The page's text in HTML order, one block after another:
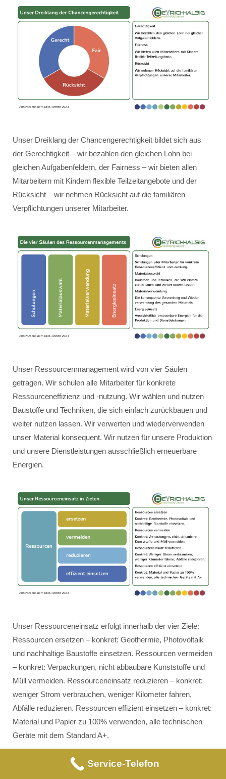
Unser Dreiklang der Chancengerechtigkeit bildet sich aus
der Gerechtigkeit – wir bezahlen den gleichen Lohn bei
gleichen Aufgabenfeldern, der Fairness – wir bieten allen
Mitarbeitern mit Kindern flexible Teilzeitangebote und der
Rücksicht – wir nehmen Rücksicht auf die familiären
Verpflichtungen unserer Mitarbeiter.
Unser Ressourcenmanagement wird von vier Säulen
getragen. Wir schulen alle Mitarbeiter für konkrete
Ressourceneffizienz und -nutzung. Wir wählen und nutzen
Baustoffe und Techniken, die sich einfach zurückbauen und
weiter nutzen lassen. Wir verwerten und wiederverwenden
unser Material konsequent. Wir nutzen für unsere Produktion
und unsere Dienstleistungen ausschließlich erneuerbare
Energien.
Unser Ressourceneinsatz erfolgt innerhalb der vier Ziele:
Ressourcen ersetzen – konkret: Geothermie, Photovoltaik
und nachhaltige Baustoffe einsetzen. Ressourcen vermeiden
– konkret: Verpackungen, nicht abbaubare Kunststoffe und
Müll vermeiden. Ressourceneinsatz reduzieren – konkret:
weniger Strom verbrauchen, weniger Kilometer fahren,
Abfälle reduzieren. Ressourcen effizient einsetzen – konkret:
Material und Papier zu 100% verwenden, alle technischen
Geräte mit dem Standard A+.
Service-Telefon